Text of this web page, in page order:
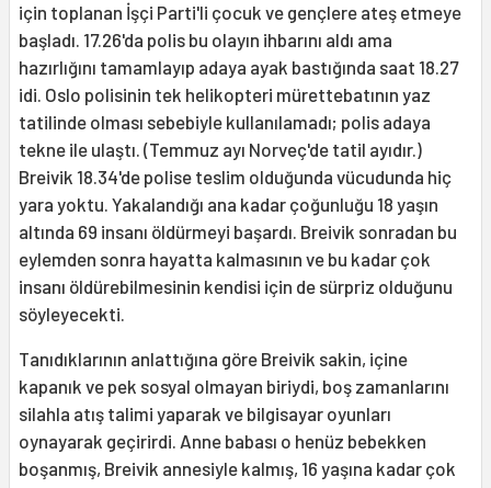
için toplanan İşçi Parti'li çocuk ve gençlere ateş etmeye
başladı. 17.26'da polis bu olayın ihbarını aldı ama
hazırlığını tamamlayıp adaya ayak bastığında saat 18.27
idi. Oslo polisinin tek helikopteri mürettebatının yaz
tatilinde olması sebebiyle kullanılamadı; polis adaya
tekne ile ulaştı. (Temmuz ayı Norveç'de tatil ayıdır.)
Breivik 18.34'de polise teslim olduğunda vücudunda hiç
yara yoktu. Yakalandığı ana kadar çoğunluğu 18 yaşın
altında 69 insanı öldürmeyi başardı. Breivik sonradan bu
eylemden sonra hayatta kalmasının ve bu kadar çok
insanı öldürebilmesinin kendisi için de sürpriz olduğunu
söyleyecekti.
Tanıdıklarının anlattığına göre Breivik sakin, içine
kapanık ve pek sosyal olmayan biriydi, boş zamanlarını
silahla atış talimi yaparak ve bilgisayar oyunları
oynayarak geçirirdi. Anne babası o henüz bebekken
boşanmış, Breivik annesiyle kalmış, 16 yaşına kadar çok